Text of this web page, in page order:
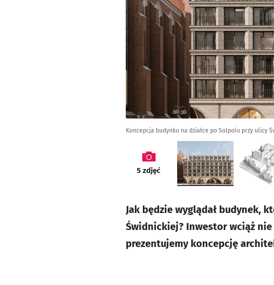
Koncepcja budynku na działce po Solpolu przy ulicy
galeria
5 zdjęć
Jak będzie wyglądał budynek,
Świdnickiej? Inwestor wciąż nie
prezentujemy koncepcję